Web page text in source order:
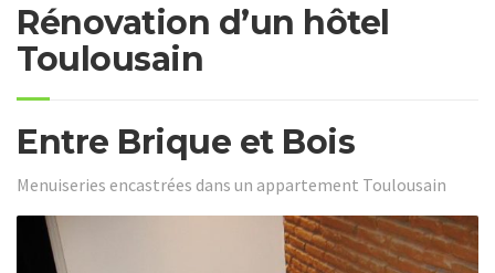
Rénovation d’un hôtel
Toulousain
Entre Brique et Bois
Menuiseries encastrées dans un appartement Toulousain